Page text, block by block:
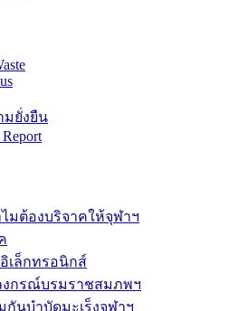
มยั่งยืน
มต้องบริจาคให้จุฬาฯ
เล็กทรอนิกส์
งกรณ์บรมราชสมภพฯ
นบำบัดมะเร็งจุฬาฯ